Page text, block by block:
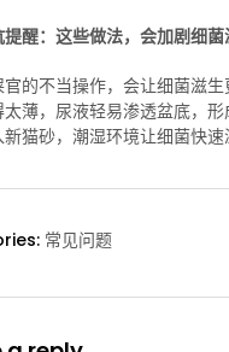
提醒：这些做法，会加剧细菌
的不当操作，会让细菌滋
薄，尿液轻易渗透盆底，
猫砂，潮湿环境让细菌快
常见问题